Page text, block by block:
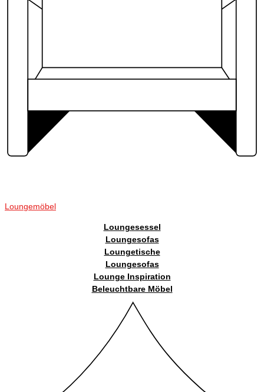
Loungemöbel
Loungesessel
Loungesofas
Loungetische
Loungesofas
Lounge Inspiration
Beleuchtbare Möbel